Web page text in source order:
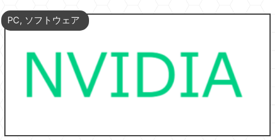
PC, ソフトウェア